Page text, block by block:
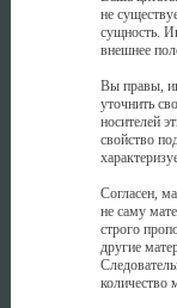
не
сущность.
внешнее
Вы правы,
уточнить
носителей
свойство
Согласен,
не саму
строго
другие
количество